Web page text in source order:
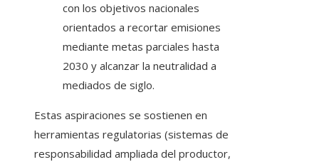
con los objetivos nacionales
orientados a recortar emisiones
mediante metas parciales hasta
2030 y alcanzar la neutralidad a
mediados de siglo.
Estas aspiraciones se sostienen en
herramientas regulatorias (sistemas de
responsabilidad ampliada del productor,